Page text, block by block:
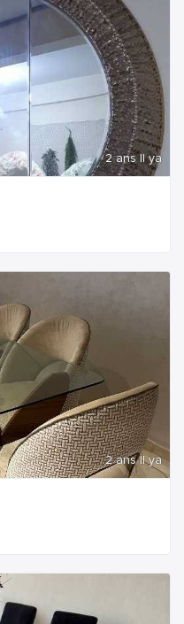
2 ans Il ya
2 ans Il ya